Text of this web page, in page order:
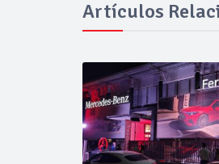
Artículos